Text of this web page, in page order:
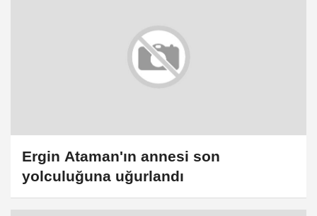
Ergin Ataman'ın annesi son
yolculuğuna uğurlandı